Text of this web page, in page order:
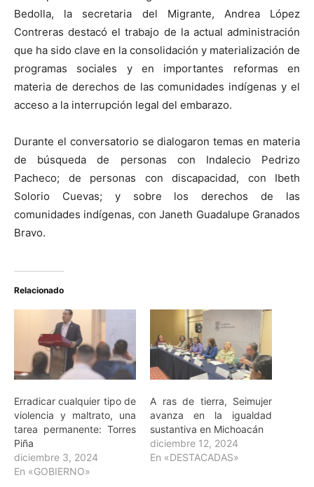
Bedolla, la secretaria del Migrante, Andrea López
Contreras destacó el trabajo de la actual administración
que ha sido clave en la consolidación y materialización de
programas sociales y en importantes reformas en
materia de derechos de las comunidades indígenas y el
acceso a la interrupción legal del embarazo.
Durante el conversatorio se dialogaron temas en materia
de búsqueda de personas con Indalecio Pedrizo
Pacheco; de personas con discapacidad, con Ibeth
Solorio Cuevas; y sobre los derechos de las
comunidades indígenas, con Janeth Guadalupe Granados
Bravo.
Relacionado
Erradicar cualquier tipo de
violencia y maltrato, una
tarea permanente: Torres
Piña
diciembre 3, 2024
En «GOBIERNO»
A ras de tierra, Seimujer
avanza en la igualdad
sustantiva en Michoacán
diciembre 12, 2024
En «DESTACADAS»